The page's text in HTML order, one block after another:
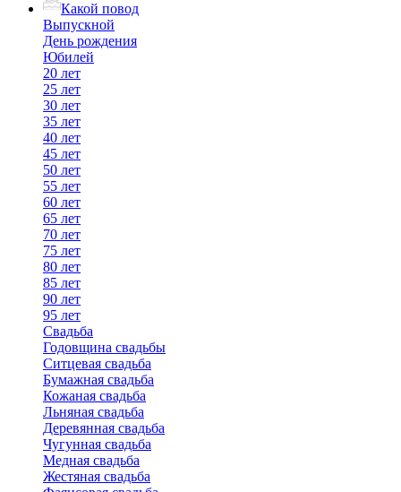
Какой повод
Выпускной
День рождения
Юбилей
20 лет
25 лет
30 лет
35 лет
40 лет
45 лет
50 лет
55 лет
60 лет
65 лет
70 лет
75 лет
80 лет
85 лет
90 лет
95 лет
Свадьба
Годовщина свадьбы
Ситцевая свадьба
Бумажная свадьба
Кожаная свадьба
Льняная свадьба
Деревянная свадьба
Чугунная свадьба
Медная свадьба
Жестяная свадьба